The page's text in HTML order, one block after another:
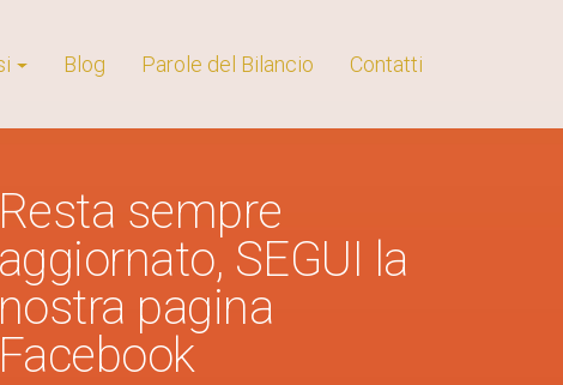
Blog Parole del Bilancio Contatti
Resta sempre
aggiornato, SEGUI la
nostra pagina
Facebook